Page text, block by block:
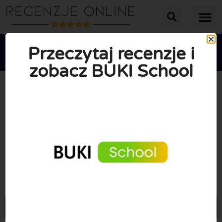

Przeczytaj recenzje i
zobacz BUKI School